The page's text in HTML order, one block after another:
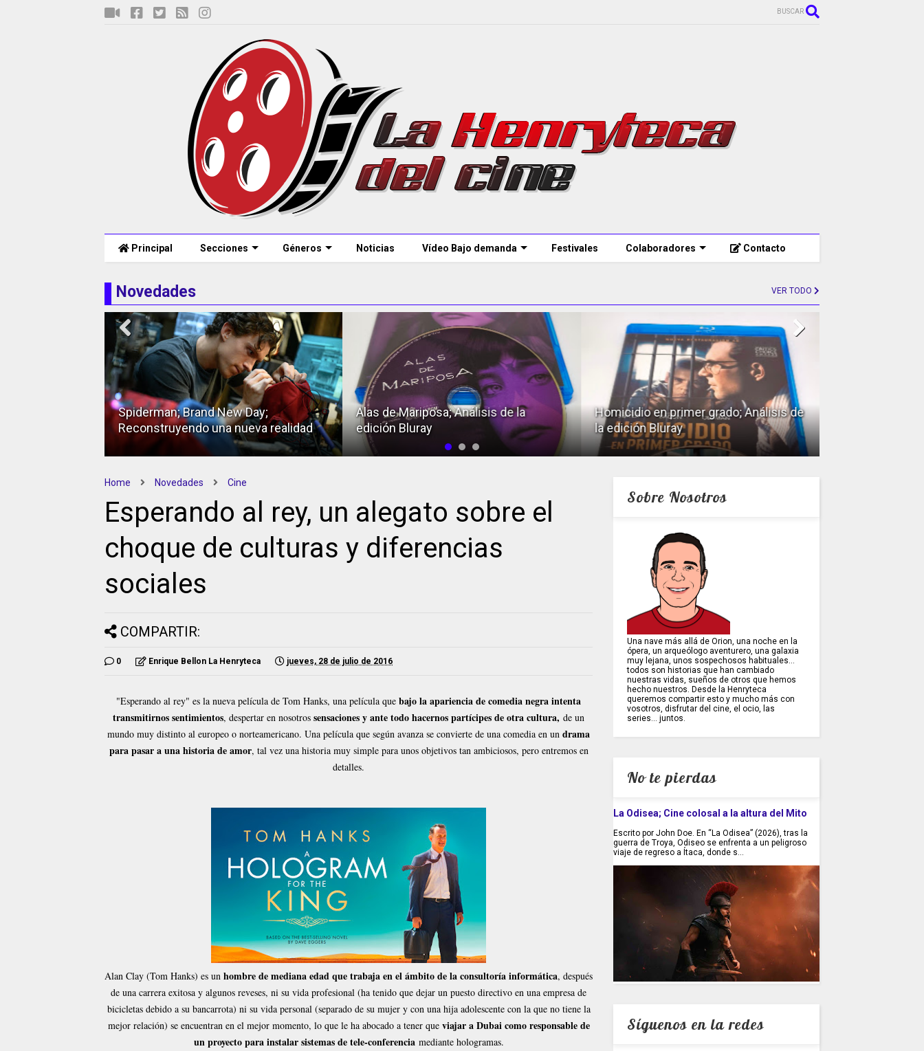
BUSCAR
Principal Secciones Géneros Noticias Vídeo Bajo demanda Festivales Colaboradores Contacto
Novedades VER TODO
Spiderman; Brand New Day;
Reconstruyendo una nueva realidad
Alas de Mariposa; Análisis de la
edición Bluray
Homicidio en primer grado; Análisis de
la edición Bluray
Home Novedades Cine
Esperando al rey, un alegato sobre el
choque de culturas y diferencias
sociales
COMPARTIR:
0 Enrique Bellon La Henryteca jueves, 28 de julio de 2016
"Esperando al rey" es la nueva película de Tom Hanks, una película que bajo la apariencia de comedia negra intenta
transmitirnos sentimientos, despertar en nosotros sensaciones y ante todo hacernos partícipes de otra cultura, de un
mundo muy distinto al europeo o norteamericano. Una película que según avanza se convierte de una comedia en un drama
para pasar a una historia de amor, tal vez una historia muy simple para unos objetivos tan ambiciosos, pero entremos en
detalles.
Alan Clay (Tom Hanks) es un hombre de mediana edad que trabaja en el ámbito de la consultoría informática, después
de una carrera exitosa y algunos reveses, ni su vida profesional (ha tenido que dejar un puesto directivo en una empresa de
bicicletas debido a su bancarrota) ni su vida personal (separado de su mujer y con una hija adolescente con la que no tiene la
mejor relación) se encuentran en el mejor momento, lo que le ha abocado a tener que viajar a Dubai como responsable de
un proyecto para instalar sistemas de tele-conferencia mediante hologramas.
Sobre Nosotros
Una nave más allá de Orion, una noche en la
ópera, un arqueólogo aventurero, una galaxia
muy lejana, unos sospechosos habituales...
todos son historias que han cambiado
nuestras vidas, sueños de otros que hemos
hecho nuestros. Desde la Henryteca
queremos compartir esto y mucho más con
vosotros, disfrutar del cine, el ocio, las
series... juntos.
No te pierdas
La Odisea; Cine colosal a la altura del Mito
Escrito por John Doe. En “La Odisea” (2026), tras la
guerra de Troya, Odiseo se enfrenta a un peligroso
viaje de regreso a Ítaca, donde s...
Síguenos en la redes